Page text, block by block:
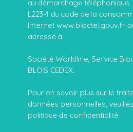
au démarchage
L223-1 du code de la
Internet www.bloctel.gouv.fr
adressé à :
Société Worldline, Service
BLOIS CEDEX.
Pour en savoir plus sur le
données personnelles,
politique de confidentialité.